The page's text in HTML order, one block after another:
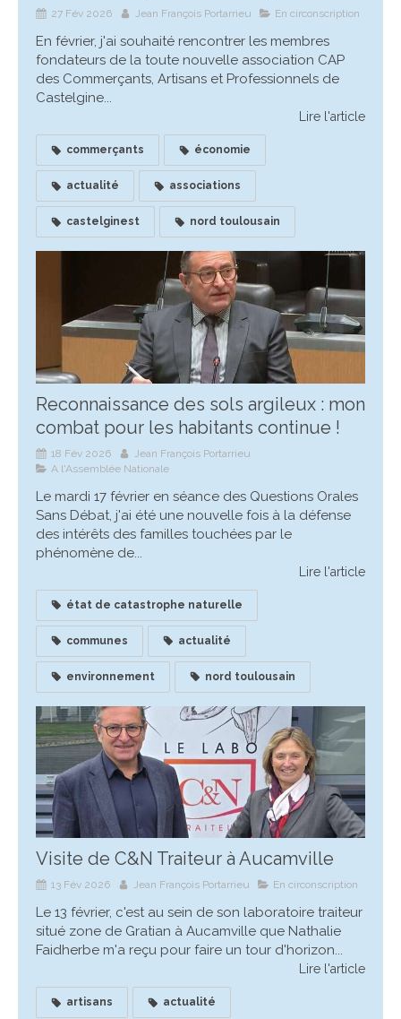
27 Fév 2026 Jean François Portarrieu En circonscription
En février, j'ai souhaité rencontrer les membres
fondateurs de la toute nouvelle association CAP
des Commerçants, Artisans et Professionnels de
Castelgine...
Lire l'article
commerçants économie
actualité associations
castelginest nord toulousain
Reconnaissance des sols argileux : mon
combat pour les habitants continue !
18 Fév 2026
Jean François Portarrieu
A l'Assemblée Nationale
Le mardi 17 février en séance des Questions Orales
Sans Débat, j'ai été une nouvelle fois à la défense
des intérêts des familles touchées par le
phénomène de...
Lire l'article
état de catastrophe naturelle
communes actualité
environnement nord toulousain
Visite de C&N Traiteur à Aucamville
13 Fév 2026 Jean François Portarrieu En circonscription
Le 13 février, c'est au sein de son laboratoire traiteur
situé zone de Gratian à Aucamville que Nathalie
Faidherbe m'a reçu pour faire un tour d'horizon...
Lire l'article
artisans actualité